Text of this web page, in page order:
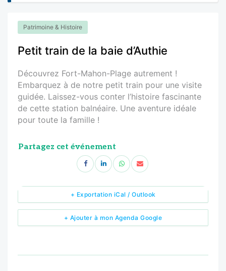
Patrimoine & Histoire
Petit train de la baie d’Authie
Découvrez Fort-Mahon-Plage autrement !
Embarquez à de notre petit train pour une visite
guidée. Laissez-vous conter l’histoire fascinante
de cette station balnéaire. Une aventure idéale
pour toute la famille !
Partagez cet événement
+ Ajouter à mon Agenda Google
+ Exportation iCal / Outlook